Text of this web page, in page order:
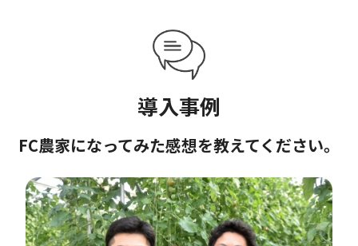
導入事例
FC農家になってみた感想を教えてください。